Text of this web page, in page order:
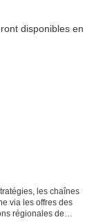
les chaînes
via les offres des
régionales de